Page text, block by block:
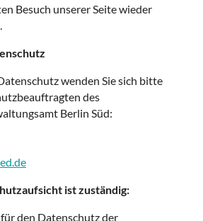
Besuch unserer Seite wieder
wenden Sie sich bitte
des
Berlin Süd:
ist zuständig:
den Datenschutz der